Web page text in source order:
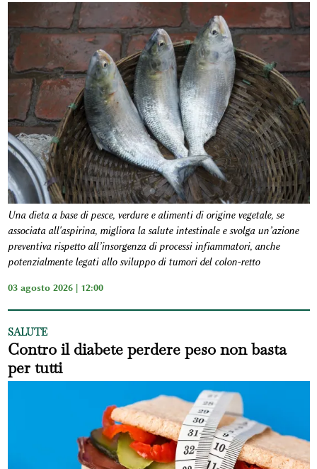
Una dieta a base di pesce, verdure e alimenti di origine vegetale, se
associata all'aspirina, migliora la salute intestinale e svolga un’azione
preventiva rispetto all’insorgenza di processi infiammatori, anche
potenzialmente legati allo sviluppo di tumori del colon-retto
03 agosto 2026 | 12:00
SALUTE
Contro il diabete perdere peso non basta
per tutti